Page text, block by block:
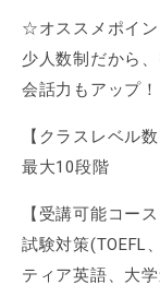
☆オススメポイ
少人数制だから
会話力もアップ！
【クラスレベル数
最大10段階
【受講可能コース
試験対策(TOEFL
ティア英語、大学